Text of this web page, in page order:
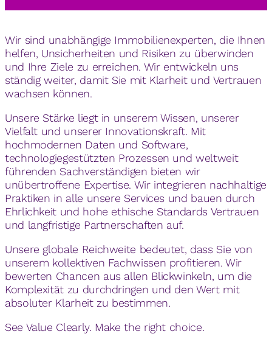
Wir sind unabhängige Immobilienexperten, die Ihnen
helfen, Unsicherheiten und Risiken zu überwinden
und Ihre Ziele zu erreichen. Wir entwickeln uns
ständig weiter, damit Sie mit Klarheit und Vertrauen
wachsen können.
Unsere Stärke liegt in unserem Wissen, unserer
Vielfalt und unserer Innovationskraft. Mit
hochmodernen Daten und Software,
technologiegestützten Prozessen und weltweit
führenden Sachverständigen bieten wir
unübertroffene Expertise. Wir integrieren nachhaltige
Praktiken in alle unsere Services und bauen durch
Ehrlichkeit und hohe ethische Standards Vertrauen
und langfristige Partnerschaften auf.
Unsere globale Reichweite bedeutet, dass Sie von
unserem kollektiven Fachwissen profitieren. Wir
bewerten Chancen aus allen Blickwinkeln, um die
Komplexität zu durchdringen und den Wert mit
absoluter Klarheit zu bestimmen.
See Value Clearly. Make the right choice.